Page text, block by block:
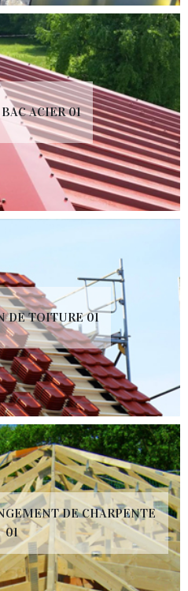
ACIER 01
DE TOITURE 01
DE CHARPENTE
01